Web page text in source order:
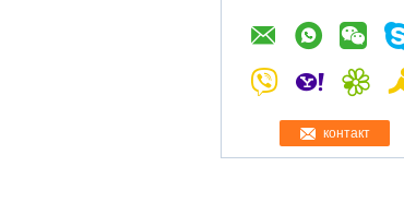
контакт